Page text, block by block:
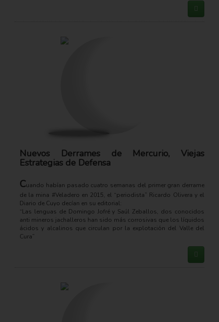
Nuevos Derrames de Mercurio, Viejas
Estrategias de Defensa
Cuando habían pasado cuatro semanas del primer gran derrame
de la mina #Veladero en 2015, el “periodista” Ricardo Olivera y el
Diario de Cuyo decían en su editorial:
“Las lenguas de Domingo Jofré y Saúl Zeballos, dos conocidos
anti mineros jachalleros han sido más corrosivas que los líquidos
ácidos y alcalinos que circulan por la explotación del Valle del
Cura”